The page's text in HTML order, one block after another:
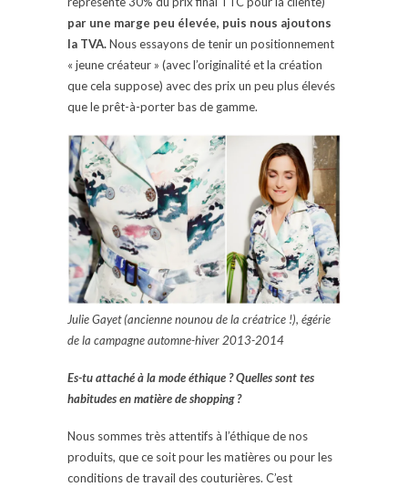
par une marge peu élevée, puis nous ajoutons
la TVA.Nous essayons de tenir un positionnement
« jeune créateur » (avec l’originalité et la création
que cela suppose) avec des prix un peu plus élevés
que le prêt-à-porter bas de gamme.
Julie Gayet (ancienne nounou de la créatrice !), égérie
de la campagne automne-hiver 2013-2014
Es-tu attaché à la mode éthique ? Quelles sont tes
habitudes en matière de shopping ?
Nous sommes très attentifs à l’éthique de nos
produits, que ce soit pour les matières ou pour les
conditions de travail des couturières. C’est